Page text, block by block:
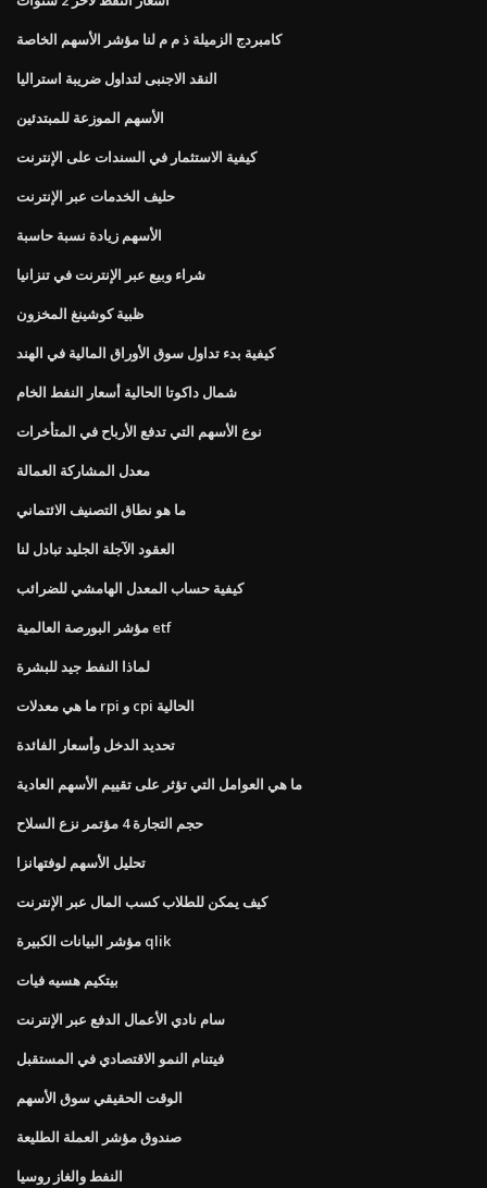
كامبردج الزميلة ذ م م لنا مؤشر الأسهم الخاصة
النقد الاجنبى لتداول ضريبة استراليا
الأسهم الموزعة للمبتدئين
كيفية الاستثمار في السندات على الإنترنت
حليف الخدمات عبر الإنترنت
الأسهم زيادة نسبة حاسبة
شراء وبيع عبر الإنترنت في تنزانيا
ظبية كوشينغ المخزون
كيفية بدء تداول سوق الأوراق المالية في الهند
شمال داكوتا الحالية أسعار النفط الخام
نوع الأسهم التي تدفع الأرباح في المتأخرات
معدل المشاركة العمالة
ما هو نطاق التصنيف الائتماني
العقود الآجلة الجليد تبادل لنا
كيفية حساب المعدل الهامشي للضرائب
مؤشر البورصة العالمية etf
لماذا النفط جيد للبشرة
ما هي معدلات rpi و cpi الحالية
تحديد الدخل وأسعار الفائدة
ما هي العوامل التي تؤثر على تقييم الأسهم العادية
حجم التجارة 4 مؤتمر نزع السلاح
تحليل الأسهم لوفتهانزا
كيف يمكن للطلاب كسب المال عبر الإنترنت
مؤشر البيانات الكبيرة qlik
بيتكيم هسيه فيات
سام نادي الأعمال الدفع عبر الإنترنت
فيتنام النمو الاقتصادي في المستقبل
الوقت الحقيقي سوق الأسهم
صندوق مؤشر العملة الطليعة
النفط والغاز روسيا